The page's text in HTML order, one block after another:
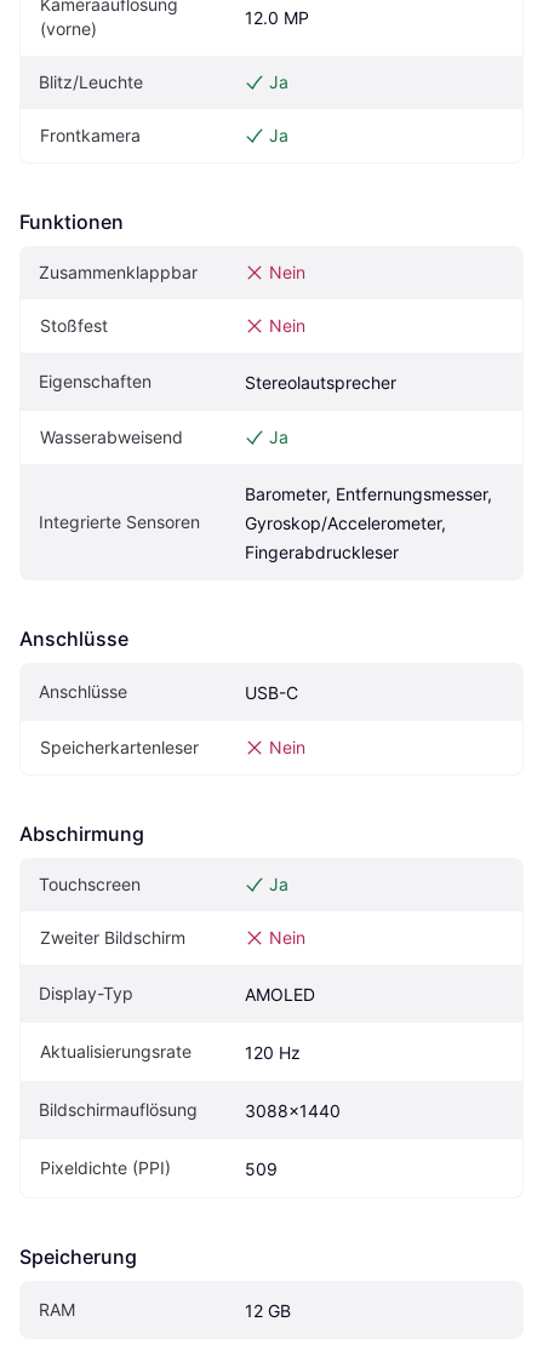
Kameraauflösung
(vorne)
12.0 MP
Blitz/Leuchte Ja
Frontkamera Ja
Funktionen
Zusammenklappbar Nein
Stoßfest Nein
Eigenschaften Stereolautsprecher
Wasserabweisend Ja
Integrierte Sensoren
Barometer, Entfernungsmesser,
Gyroskop/Accelerometer,
Fingerabdruckleser
Anschlüsse
Anschlüsse USB-C
Speicherkartenleser Nein
Abschirmung
Touchscreen Ja
Zweiter Bildschirm Nein
Display-Typ AMOLED
Aktualisierungsrate 120 Hz
Bildschirmauflösung 3088x1440
Pixeldichte (PPI) 509
Speicherung
RAM 12 GB